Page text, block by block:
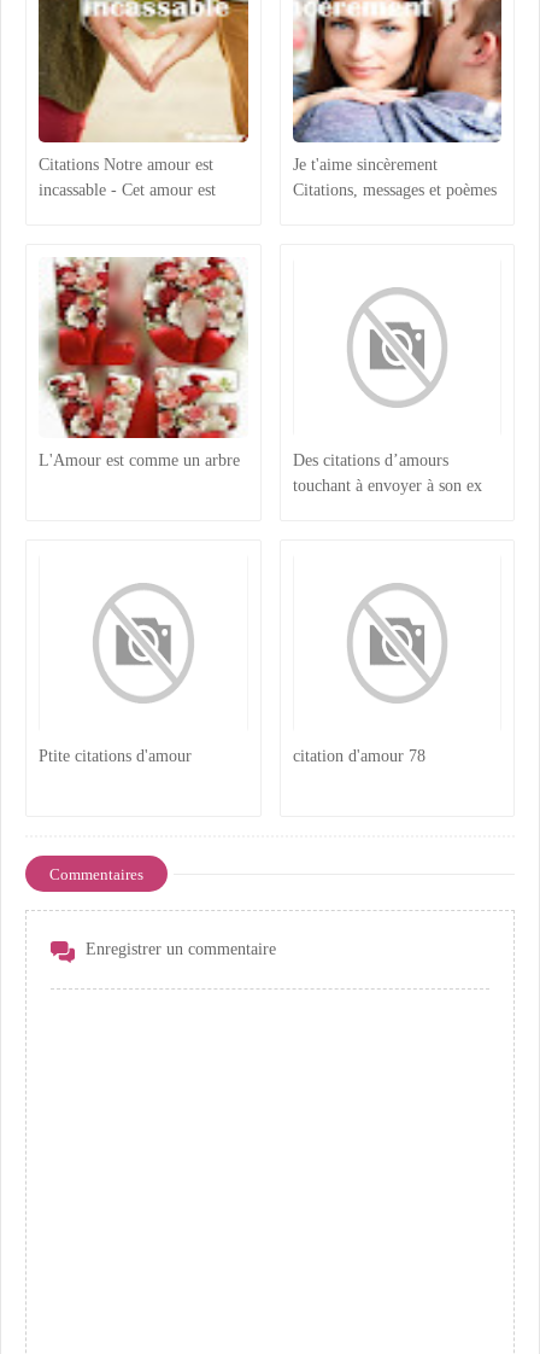
Citations Notre amour est
incassable - Cet amour est
Je t'aime sincèrement
Citations, messages et poèmes
L'Amour est comme un arbre
Des citations d’amours
touchant à envoyer à son ex
Ptite citations d'amour citation d'amour 78
Commentaires
Enregistrer un commentaire